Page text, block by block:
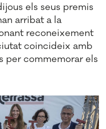
els seus premis
arribat a la
reconeixement
coincideix amb
per commemorar els